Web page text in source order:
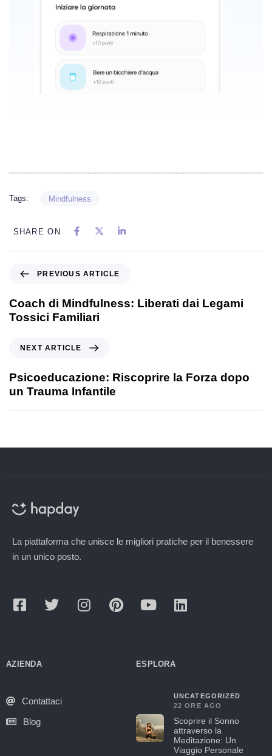
Tags: Mindfulness
SHARE ON
PREVIOUS ARTICLE
Coach di Mindfulness: Liberati dai Legami
Tossici Familiari
NEXT ARTICLE
Psicoeducazione: Riscoprire la Forza dopo
un Trauma Infantile
La piattaforma che unisce le migliori pratiche per il benessere
in un unico posto.
AZIENDA
Contattaci
Blog
ESPLORA
UNCATEGORIZED
22 ORE AGO
Scoprire il Sonno
attraverso la
Meditazione: Un
Viaggio Personale